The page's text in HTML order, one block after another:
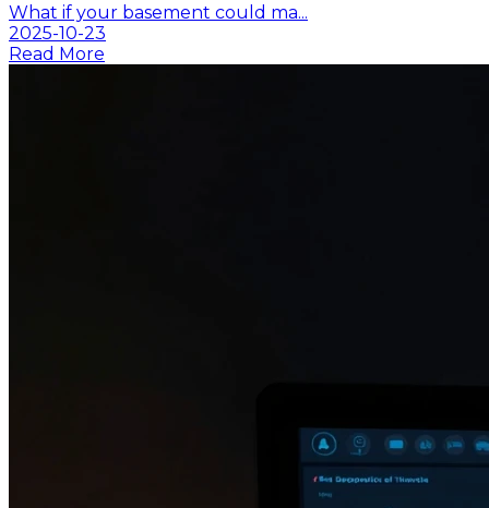
What if your basement could ma...
2025-10-23
Read More